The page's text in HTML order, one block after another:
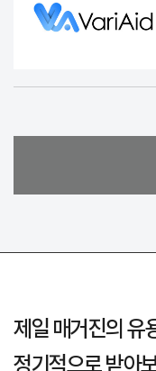
제일 매거진의 유
정기적으로 받아